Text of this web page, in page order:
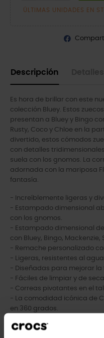
ÚLTIMAS UNIDADES EN
Descripción
Es hora de brillar con este
colección Bluey. Estos
presentan a Bluey y Bingo
Rusty, Coco y Chloe en la
divertido, estos cómodos
con detalles
suela con los gnomos. La
adornada con la mariposa
fantasía.
- Increíblemente ligeras y
- Estampado dimensional
con los gnomos.
- Estampado dimensional
con Bluey, Bingo, Mackenzie,
- Remache personalizado
- Ligeras, resistentes al
- Diseñadas para mejorar
- Fáciles de limpiar y de
- Correas pivotantes en el
- La comodidad icónica de
en 360 grados.